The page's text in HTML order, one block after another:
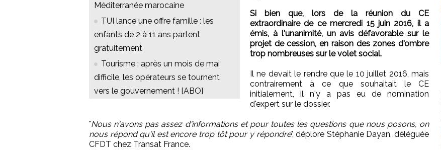
Méditerranée marocaine
TUI lance une offre famille : les
enfants de 2 à 11 ans partent
gratuitement
Tourisme : après un mois de mai
difficile, les opérateurs se tournent
vers le gouvernement ! [ABO]
Si bien que, lors de la réunion du CE
extraordinaire de ce mercredi 15 juin 2016, il a
émis, à l'unanimité, un avis défavorable sur le
projet de cession, en raison des zones d'ombre
trop nombreuses sur le volet social.
Il ne devait le rendre que le 10 juillet 2016, mais
contrairement à ce que souhaitait le CE
initialement, il n'y a pas eu de nomination
d'expert sur le dossier.
"Nous n'avons pas assez d'informations et pour toutes les questions que nous posons, on
nous répond qu'il est encore trop tôt pour y répondre", déplore Stéphanie Dayan, déléguée
CFDT chez Transat France.